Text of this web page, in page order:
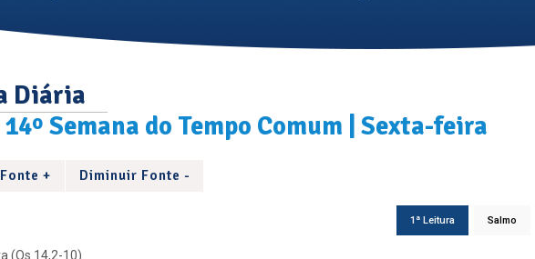
Diária
Semana do Tempo Comum | Sexta-feira
+ Diminuir Fonte -
1ª Leitura Salmo
(Os 14,2-10)